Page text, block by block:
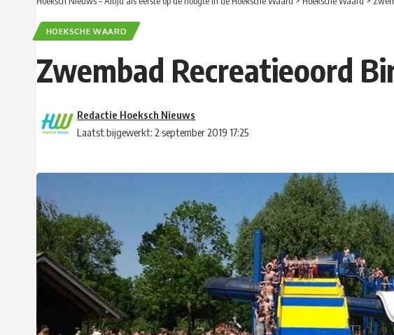
HOEKSCHE WAARD
Zwembad Recreatieoord
Laatst bijgewerkt: 2 september 2019 17:25
Redactie Hoeksch Nieuws